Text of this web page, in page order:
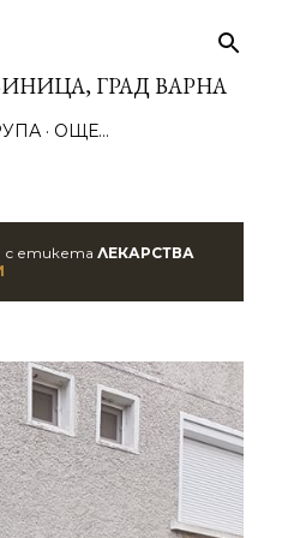
ГРАД ВАРНА
ОЩЕ…
с етикета ЛЕКАРСТВА